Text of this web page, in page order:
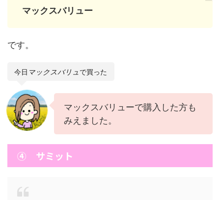
マックスバリュー
です。
今日 マックスバリュ で買った
マックスバリューで購入した方も
みえました。
④ サミット